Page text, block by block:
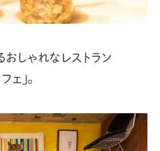
しゃれなレストラン
ェ」。